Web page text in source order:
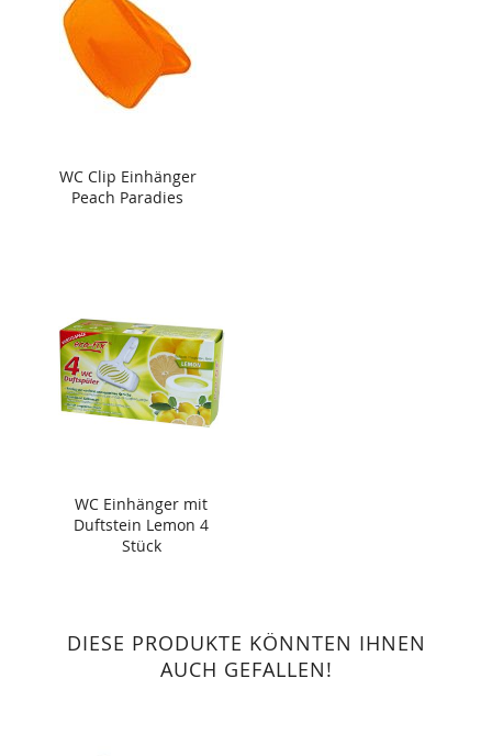
WC Clip Einhänger
Peach Paradies
WC Einhänger mit
Duftstein Lemon 4
Stück
DIESE PRODUKTE KÖNNTEN IHNEN
AUCH GEFALLEN!